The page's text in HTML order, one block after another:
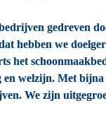
gedreven
hebben we
het
welzijn. Met bijna
We zijn